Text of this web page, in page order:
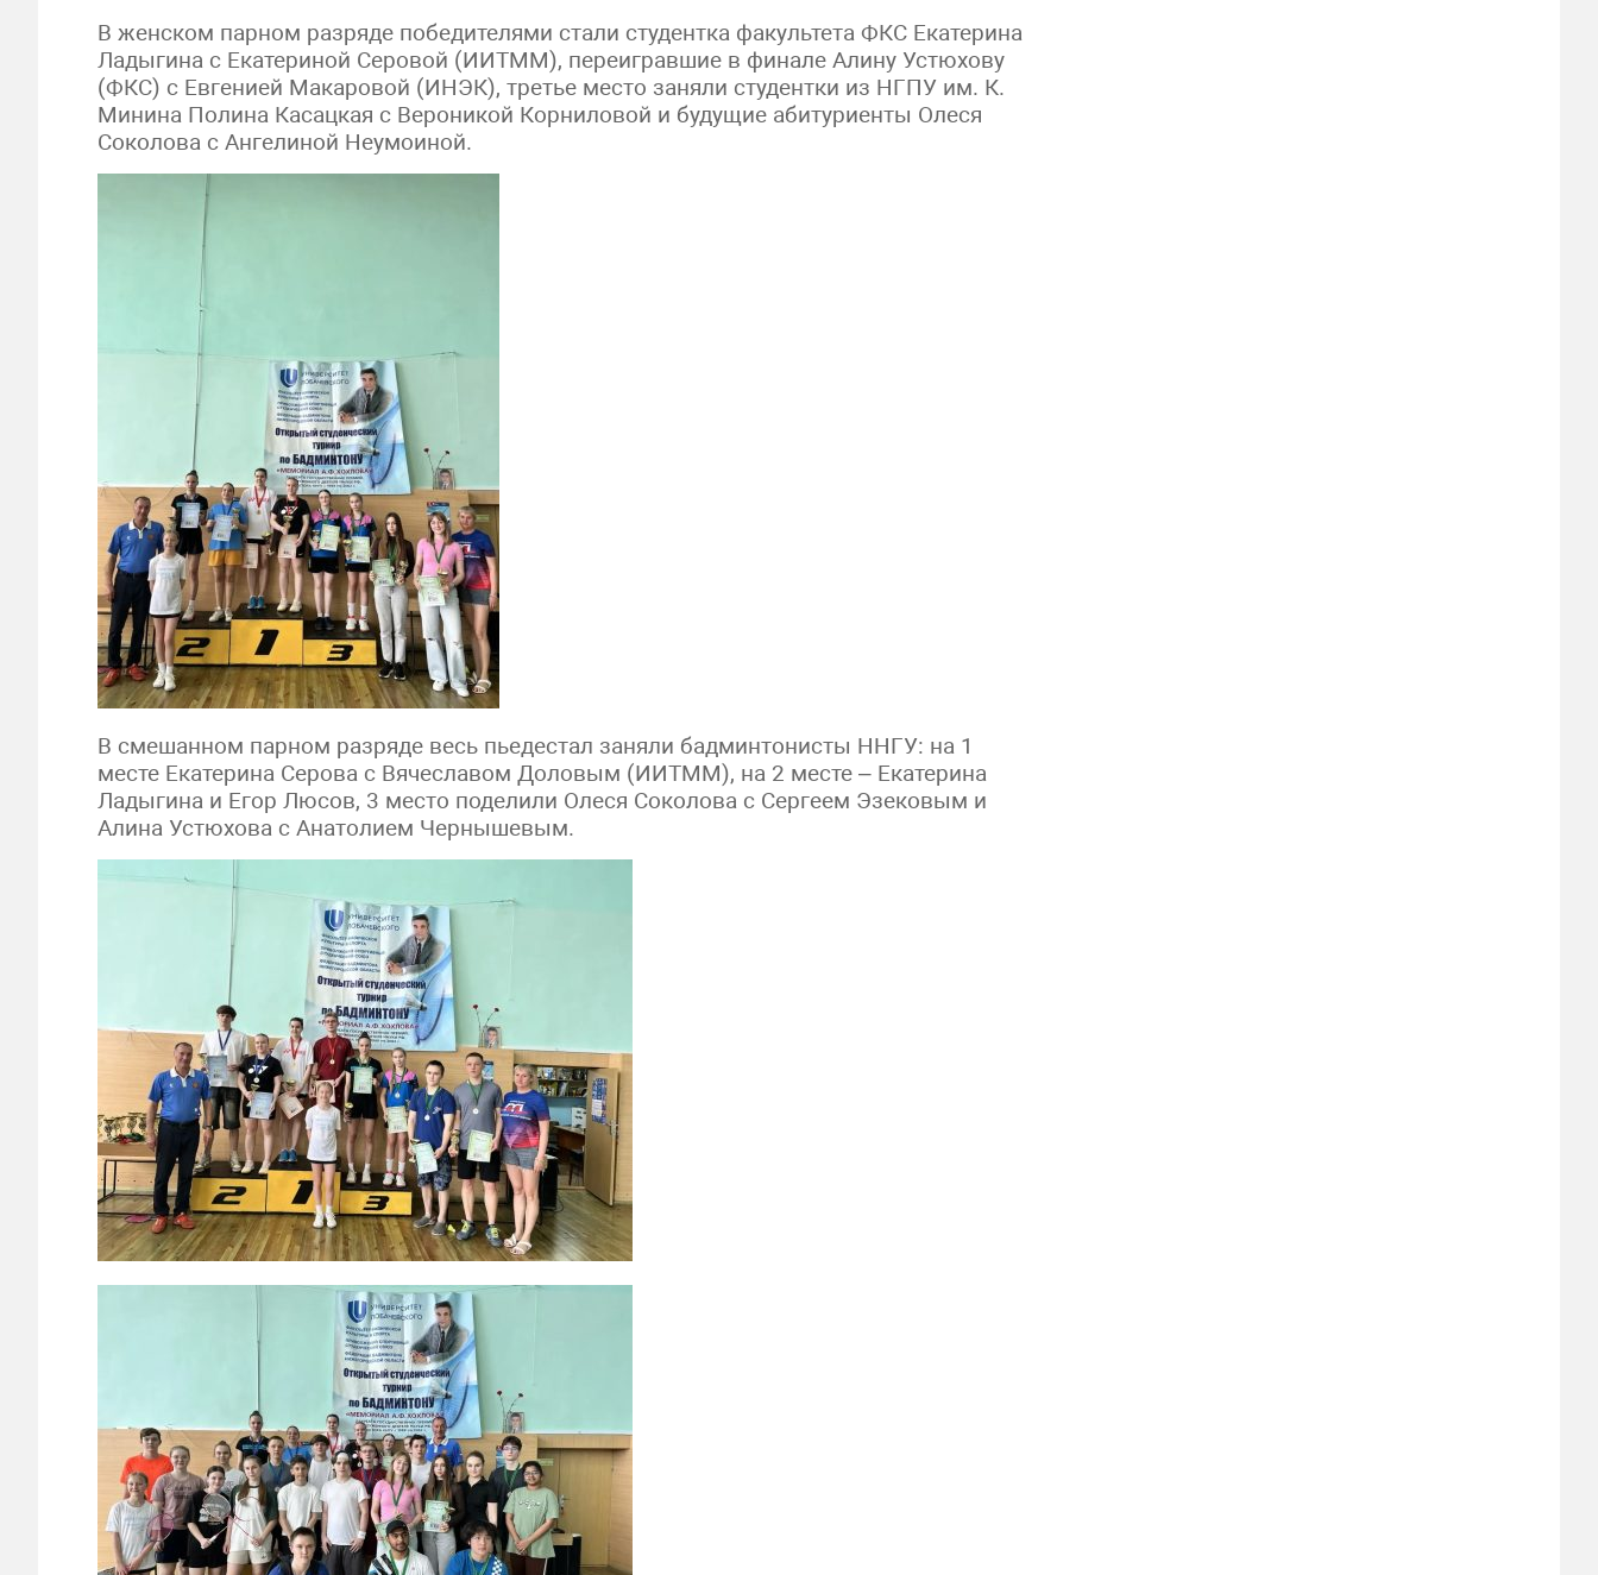
В женском парном разряде победителями стали студентка факультета ФКС Екатерина
Ладыгина с Екатериной Серовой (ИИТММ), переигравшие в финале Алину Устюхову
(ФКС) с Евгенией Макаровой (ИНЭК), третье место заняли студентки из НГПУ им. К.
Минина Полина Касацкая с Вероникой Корниловой и будущие абитуриенты Олеся
Соколова с Ангелиной Неумоиной.
В смешанном парном разряде весь пьедестал заняли бадминтонисты ННГУ: на 1
месте Екатерина Серова с Вячеславом Доловым (ИИТММ), на 2 месте – Екатерина
Ладыгина и Егор Люсов, 3 место поделили Олеся Соколова с Сергеем Эзековым и
Алина Устюхова с Анатолием Чернышевым.